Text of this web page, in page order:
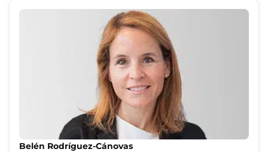
Belén Rodríguez-Cánovas